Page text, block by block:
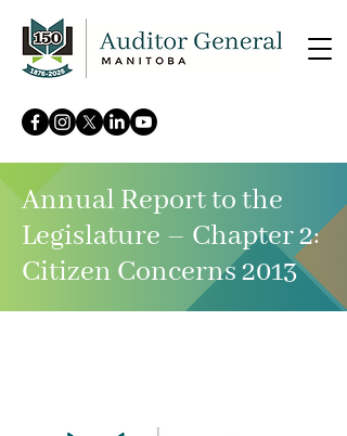
Annual Report to the
Legislature – Chapter 2:
Citizen Concerns 2013